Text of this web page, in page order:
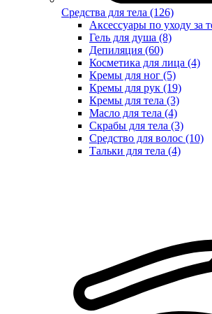
Средства для тела (126)
Аксессуары по уходу за
Гель для душа (8)
Депиляция (60)
Косметика для лица (4)
Кремы для ног (5)
Кремы для рук (19)
Кремы для тела (3)
Масло для тела (4)
Скрабы для тела (3)
Средство для волос (10)
Тальки для тела (4)